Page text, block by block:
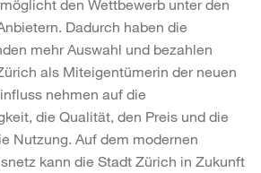
den Wettbewerb unter den
Dadurch haben die
mehr Auswahl und bezahlen
als Miteigentümerin der neuen
nehmen auf die
die Qualität, den Preis und die
Nutzung. Auf dem modernen
kann die Stadt Zürich in Zukunft